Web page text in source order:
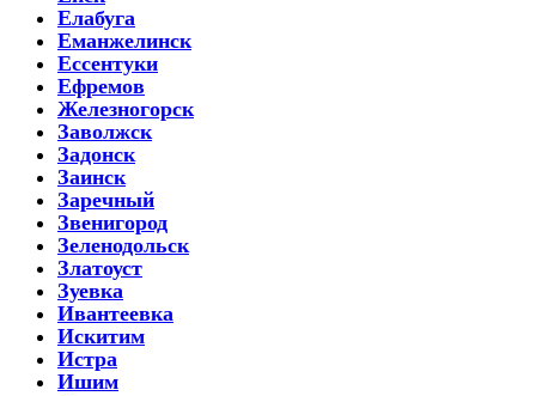
Елабуга
Еманжелинск
Ессентуки
Ефремов
Железногорск
Заволжск
Задонск
Заинск
Заречный
Звенигород
Зеленодольск
Златоуст
Зуевка
Ивантеевка
Искитим
Истра
Ишим